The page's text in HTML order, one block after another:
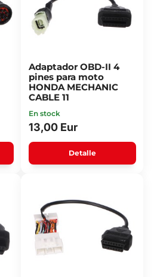
Adaptador OBD-II 4
pines para moto
HONDA MECHANIC
CABLE 11
En stock
13,00 Eur
Detalle